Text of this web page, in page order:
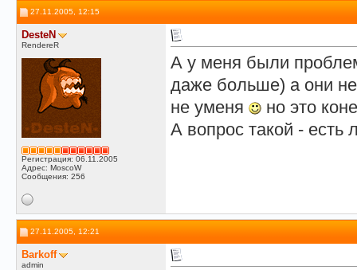
27.11.2005, 12:15
DesteN
RendereR
Регистрация: 06.11.2005
Адрес: MoscoW
Сообщения: 256
А у меня были
даже больше) а они
не уменя
но это
А вопрос такой - есть
27.11.2005, 12:21
Barkoff
admin